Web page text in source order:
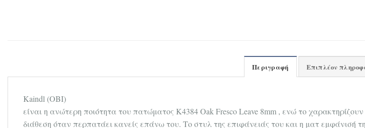
Περιγραφή Επιπλέον
Kaindl (OBI)
είναι η ανώτερη ποιότητα του πατώματος K4384 Οak Fresco Leave 8mm , ενώ το
διάθεση όταν περπατάει κανείς επάνω του. Το στυλ της επιφάνειάς του και η ματ εμφάνισή